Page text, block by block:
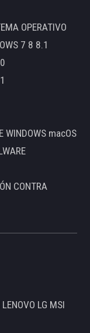
OPERATIVO
7 8 8.1
WINDOWS macOS
CONTRA
LG MSI